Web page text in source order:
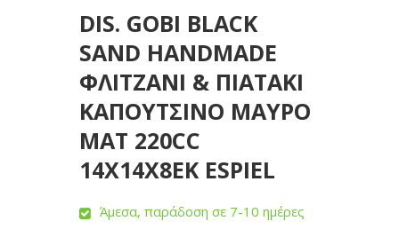
DIS. GOBI BLACK
SAND HANDMADE
ΦΛΙΤΖΑΝΙ & ΠΙΑΤΑΚΙ
ΚΑΠΟΥΤΣΙΝΟ ΜΑΥΡΟ
ΜΑΤ 220CC
14Χ14Χ8ΕΚ ESPIEL
Άμεσα, παράδοση σε 7-10 ημέρες